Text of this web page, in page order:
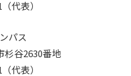
代表）
パス
杉谷2630番地
代表）